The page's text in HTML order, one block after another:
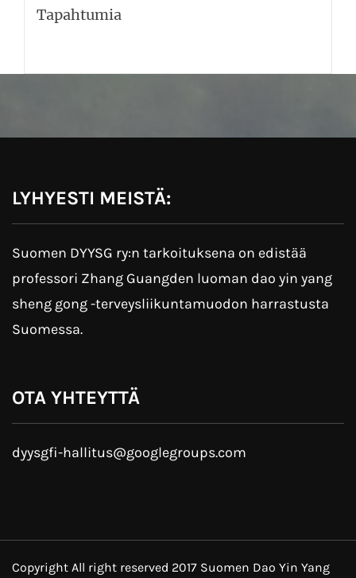
Tapahtumia
LYHYESTI MEISTÄ:
Suomen DYYSG ry:n tarkoituksena on edistää
professori Zhang Guangden luoman dao yin yang
sheng gong -terveysliikuntamuodon harrastusta
Suomessa.
OTA YHTEYTTÄ
dyysgfi-hallitus@googlegroups.com
Copyright All right reserved 2017 Suomen Dao Yin Yang